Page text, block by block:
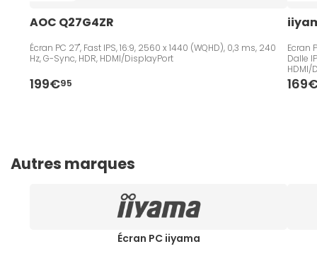
AOC Q27G4ZR
Écran PC 27", Fast IPS, 16:9, 2560 x 1440 (WQHD), 0,3 ms, 240
Hz, G-Sync, HDR, HDMI/DisplayPort
199€95
Ecran
Dalle
HDMI/
Autres marques
Écran PC iiyama